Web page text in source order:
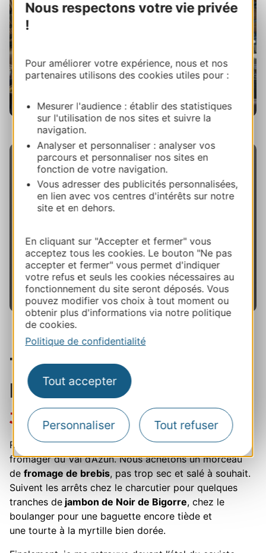
Nous respectons votre vie privée
!
Pour améliorer votre expérience, nous et nos
partenaires utilisons des cookies utiles pour :
Mesurer l'audience : établir des statistiques
sur l'utilisation de nos sites et suivre la
navigation.
Analyser et personnaliser : analyser vos
parcours et personnaliser nos sites en
fonction de votre navigation.
Vous adresser des publicités personnalisées,
en lien avec vos centres d'intérêts sur notre
site et en dehors.
En cliquant sur "Accepter et fermer" vous
acceptez tous les cookies. Le bouton "Ne pas
accepter et fermer" vous permet d'indiquer
votre refus et seuls les cookies nécessaires au
fonctionnement du site seront déposés. Vous
pouvez modifier vos choix à tout moment ou
obtenir plus d'informations via notre politique
de cookies.
Politique de confidentialité
Tout accepter
Personnaliser Tout refuser
Halle de Lourdes
le saviez-vous ?
Petite histoire : trônant autrefois à Toulouse, à
l’occasion de l’exposition universelle de 1891, les
halles furent rachetées par la ville de Lourdes et
reconstruites en 1895.
Tiercé gagnant des
produits d’ici
Jambon, fromage et vin
Revenons à notre pique-nique : premier arrêt chez le
fromager du Val d’Azun. Nous achetons un morceau
de fromage de brebis, pas trop sec et salé à souhait.
Suivent les arrêts chez le charcutier pour quelques
tranches de jambon de Noir de Bigorre, chez le
boulanger pour une baguette encore tiède et
une tourte à la myrtille bien dorée.